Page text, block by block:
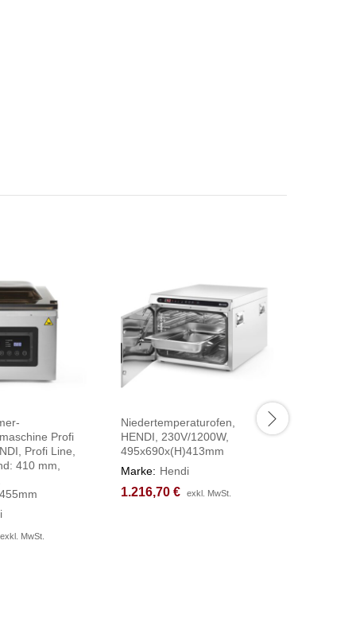
Profi
Profi Line,
410 mm,
exkl. MwSt.
exkl. MwSt.
Niedertemperaturofen,
HENDI, 230V/1200W,
495x690x(H)413mm
Marke: Hendi
1.216,70 € exkl. MwSt.
1.216,70 € exkl. MwSt.